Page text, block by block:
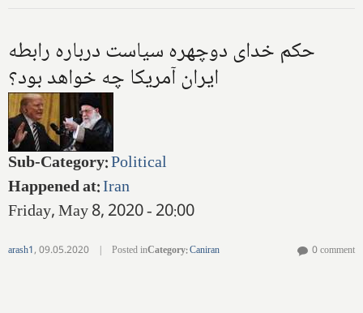
حکم خدای دوچهره سیاست درباره رابطه
ایران آمریکا چه خواهد بود؟
Sub-Category:Political
Happened at:Iran
Friday, May 8, 2020 - 20:00
arash1,09.05.2020 | Posted inCategory:Caniran 0 comment